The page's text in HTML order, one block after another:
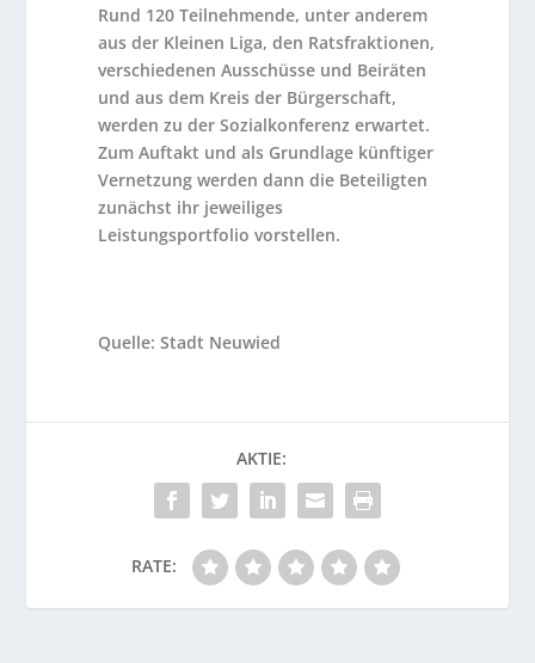
Rund 120 Teilnehmende, unter anderem
aus der Kleinen Liga, den Ratsfraktionen,
verschiedenen Ausschüsse und Beiräten
und aus dem Kreis der Bürgerschaft,
werden zu der Sozialkonferenz erwartet.
Zum Auftakt und als Grundlage künftiger
Vernetzung werden dann die Beteiligten
zunächst ihr jeweiliges
Leistungsportfolio vorstellen.
Quelle: Stadt Neuwied
AKTIE:
RATE: